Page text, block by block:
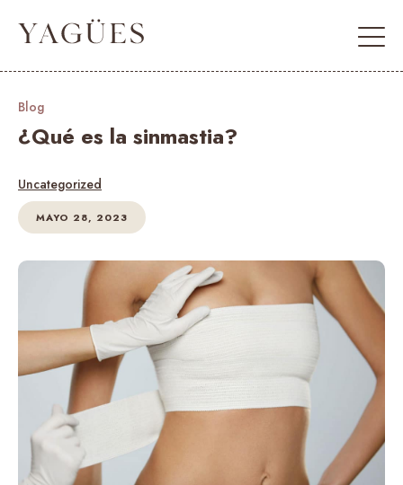
Blog
¿Qué es la sinmastia?
Uncategorized
MAYO 28, 2023